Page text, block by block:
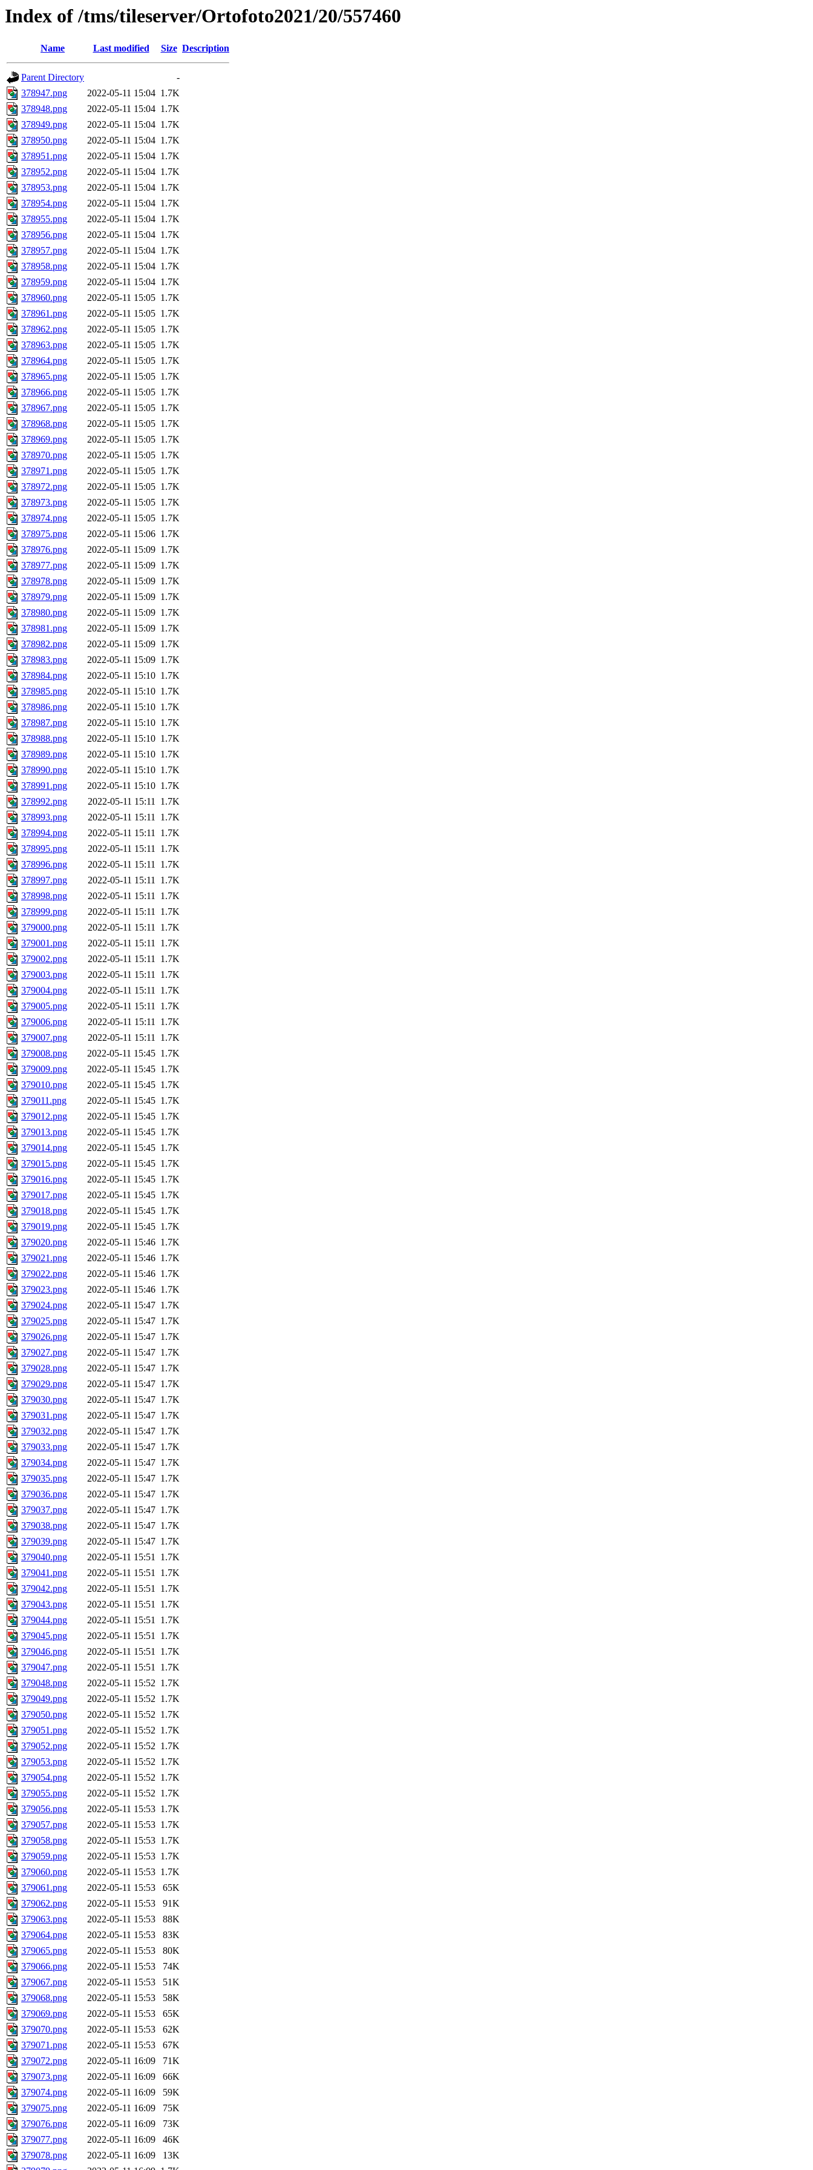
Index of /tms/tileserver/Ortofoto2021/20/557460
Name Last modified Size Description
Parent Directory
-
378947.png
2022-05-11 15:04 1.7K
378948.png
2022-05-11 15:04 1.7K
378949.png
2022-05-11 15:04 1.7K
378950.png
2022-05-11 15:04 1.7K
378951.png
2022-05-11 15:04 1.7K
378952.png
2022-05-11 15:04 1.7K
378953.png
2022-05-11 15:04 1.7K
378954.png
2022-05-11 15:04 1.7K
378955.png
2022-05-11 15:04 1.7K
378956.png
2022-05-11 15:04 1.7K
378957.png
2022-05-11 15:04 1.7K
378958.png
2022-05-11 15:04 1.7K
378959.png
2022-05-11 15:04 1.7K
378960.png
2022-05-11 15:05 1.7K
378961.png
2022-05-11 15:05 1.7K
378962.png
2022-05-11 15:05 1.7K
378963.png
2022-05-11 15:05 1.7K
378964.png
2022-05-11 15:05 1.7K
378965.png
2022-05-11 15:05 1.7K
378966.png
2022-05-11 15:05 1.7K
378967.png
2022-05-11 15:05 1.7K
378968.png
2022-05-11 15:05 1.7K
378969.png
2022-05-11 15:05 1.7K
378970.png
2022-05-11 15:05 1.7K
378971.png
2022-05-11 15:05 1.7K
378972.png
2022-05-11 15:05 1.7K
378973.png
2022-05-11 15:05 1.7K
378974.png
2022-05-11 15:05 1.7K
378975.png
2022-05-11 15:06 1.7K
378976.png
2022-05-11 15:09 1.7K
378977.png
2022-05-11 15:09 1.7K
378978.png
2022-05-11 15:09 1.7K
378979.png
2022-05-11 15:09 1.7K
378980.png
2022-05-11 15:09 1.7K
378981.png
2022-05-11 15:09 1.7K
378982.png
2022-05-11 15:09 1.7K
378983.png
2022-05-11 15:09 1.7K
378984.png
2022-05-11 15:10 1.7K
378985.png
2022-05-11 15:10 1.7K
378986.png
2022-05-11 15:10 1.7K
378987.png
2022-05-11 15:10 1.7K
378988.png
2022-05-11 15:10 1.7K
378989.png
2022-05-11 15:10 1.7K
378990.png
2022-05-11 15:10 1.7K
378991.png
2022-05-11 15:10 1.7K
378992.png
2022-05-11 15:11 1.7K
378993.png
2022-05-11 15:11 1.7K
378994.png
2022-05-11 15:11 1.7K
378995.png
2022-05-11 15:11 1.7K
378996.png
2022-05-11 15:11 1.7K
378997.png
2022-05-11 15:11 1.7K
378998.png
2022-05-11 15:11 1.7K
378999.png
2022-05-11 15:11 1.7K
379000.png
2022-05-11 15:11 1.7K
379001.png
2022-05-11 15:11 1.7K
379002.png
2022-05-11 15:11 1.7K
379003.png
2022-05-11 15:11 1.7K
379004.png
2022-05-11 15:11 1.7K
379005.png
2022-05-11 15:11 1.7K
379006.png
2022-05-11 15:11 1.7K
379007.png
2022-05-11 15:11 1.7K
379008.png
2022-05-11 15:45 1.7K
379009.png
2022-05-11 15:45 1.7K
379010.png
2022-05-11 15:45 1.7K
379011.png
2022-05-11 15:45 1.7K
379012.png
2022-05-11 15:45 1.7K
379013.png
2022-05-11 15:45 1.7K
379014.png
2022-05-11 15:45 1.7K
379015.png
2022-05-11 15:45 1.7K
379016.png
2022-05-11 15:45 1.7K
379017.png
2022-05-11 15:45 1.7K
379018.png
2022-05-11 15:45 1.7K
379019.png
2022-05-11 15:45 1.7K
379020.png
2022-05-11 15:46 1.7K
379021.png
2022-05-11 15:46 1.7K
379022.png
2022-05-11 15:46 1.7K
379023.png
2022-05-11 15:46 1.7K
379024.png
2022-05-11 15:47 1.7K
379025.png
2022-05-11 15:47 1.7K
379026.png
2022-05-11 15:47 1.7K
379027.png
2022-05-11 15:47 1.7K
379028.png
2022-05-11 15:47 1.7K
379029.png
2022-05-11 15:47 1.7K
379030.png
2022-05-11 15:47 1.7K
379031.png
2022-05-11 15:47 1.7K
379032.png
2022-05-11 15:47 1.7K
379033.png
2022-05-11 15:47 1.7K
379034.png
2022-05-11 15:47 1.7K
379035.png
2022-05-11 15:47 1.7K
379036.png
2022-05-11 15:47 1.7K
379037.png
2022-05-11 15:47 1.7K
379038.png
2022-05-11 15:47 1.7K
379039.png
2022-05-11 15:47 1.7K
379040.png
2022-05-11 15:51 1.7K
379041.png
2022-05-11 15:51 1.7K
379042.png
2022-05-11 15:51 1.7K
379043.png
2022-05-11 15:51 1.7K
379044.png
2022-05-11 15:51 1.7K
379045.png
2022-05-11 15:51 1.7K
379046.png
2022-05-11 15:51 1.7K
379047.png
2022-05-11 15:51 1.7K
379048.png
2022-05-11 15:52 1.7K
379049.png
2022-05-11 15:52 1.7K
379050.png
2022-05-11 15:52 1.7K
379051.png
2022-05-11 15:52 1.7K
379052.png
2022-05-11 15:52 1.7K
379053.png
2022-05-11 15:52 1.7K
379054.png
2022-05-11 15:52 1.7K
379055.png
2022-05-11 15:52 1.7K
379056.png
2022-05-11 15:53 1.7K
379057.png
2022-05-11 15:53 1.7K
379058.png
2022-05-11 15:53 1.7K
379059.png
2022-05-11 15:53 1.7K
379060.png
2022-05-11 15:53 1.7K
379061.png
2022-05-11 15:53
65K
379062.png
2022-05-11 15:53
91K
379063.png
2022-05-11 15:53
88K
379064.png
2022-05-11 15:53
83K
379065.png
2022-05-11 15:53
80K
379066.png
2022-05-11 15:53
74K
379067.png
2022-05-11 15:53
51K
379068.png
2022-05-11 15:53
58K
379069.png
2022-05-11 15:53
65K
379070.png
2022-05-11 15:53
62K
379071.png
2022-05-11 15:53
67K
379072.png
2022-05-11 16:09
71K
379073.png
2022-05-11 16:09
66K
379074.png
2022-05-11 16:09
59K
379075.png
2022-05-11 16:09
75K
379076.png
2022-05-11 16:09
73K
379077.png
2022-05-11 16:09
46K
379078.png
2022-05-11 16:09
13K